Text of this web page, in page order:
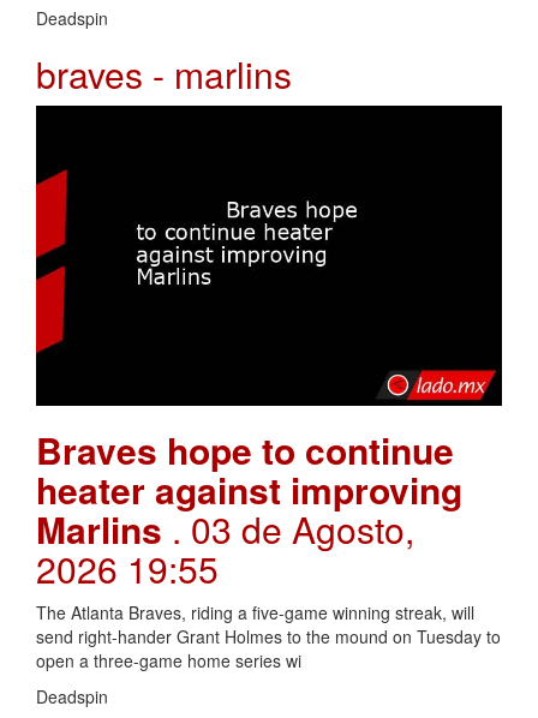
Deadspin
braves - marlins
Braves hope to continue
heater against improving
Marlins . 03 de Agosto,
2026 19:55
The Atlanta Braves, riding a five-game winning streak, will
send right-hander Grant Holmes to the mound on Tuesday to
open a three-game home series wi
Deadspin